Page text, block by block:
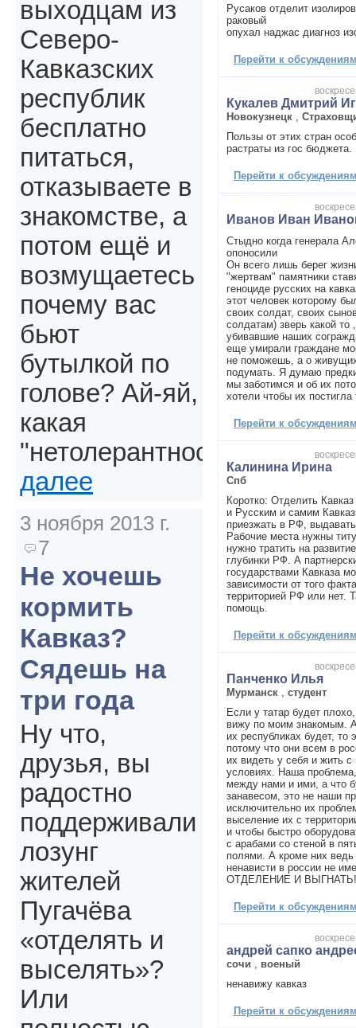
Русаков отделит
раковый
опухал наджас диагноз
Перейти к
Кукалев Дмитрий
Новокузнецк
Пользы от этих стран
растраты из гос бюджета.
Перейти к
Иванов Иван
Стыдно когда генерала
опоносили
Он всего лишь берег
"жертвам" памятники
геноциде русских на
этот человек которому
своих солдат, своих
солдатам) зверь какой то
убивавшие наших
еще умирали граждане
не поможешь, а о
подумать. Я думаю
мы заботимся и об их
хотели чтобы их
Перейти к
Калинина Ирина
Спб
Коротко: Отделить
и Русским и самим
приезжать в РФ,
Рабочие места нужны
нужно тратить на
глубинки РФ. А
государствами Кавказа
зависимости от того
территорией РФ или нет.
помощь.
Перейти к
Панченко Илья
Мурманск
студент
Если у татар будет
вижу по моим знакомым.
их республиках будет,
потому что они всем в
их видеть у себя и жить
условиях. Наша
между нами и ими, а что
занавесом, это не наши
исключительно их
выселение их с
и чтобы быстро
с арабами со стеной в
полями. А кроме них ведь
ненависти в россии не
ОТДЕЛЕНИЕ И ВЫГНАТЬ!
Перейти к
андрей сапко
сочи
военый
ненавижу кавказ
Перейти к
выходцам из
Северо-
Кавказских
республик
бесплатно
питаться,
отказываете в
знакомстве, а
потом ещё и
возмущаетесь
почему вас
бьют
бутылкой по
голове? Ай-яй,
какая
"нетолерантность".
далее
3 ноября 2013 г.
7
Не хочешь
кормить
Кавказ?
Сядешь на
три года
Ну что,
друзья, вы
радостно
поддерживали
лозунг
жителей
Пугачёва
«отделять и
выселять»?
Или